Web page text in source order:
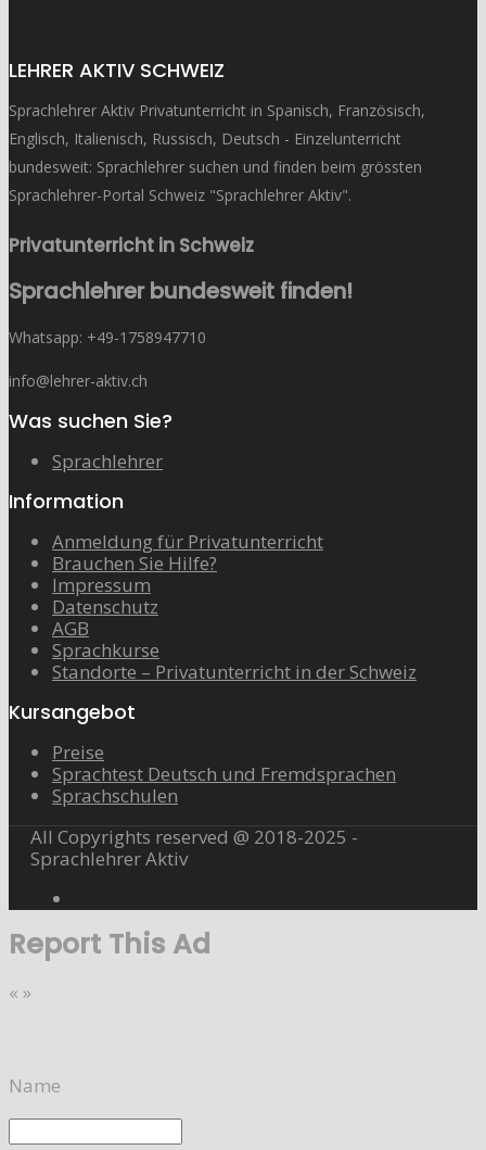
LEHRER AKTIV SCHWEIZ
Sprachlehrer Aktiv Privatunterricht in Spanisch, Französisch,
Englisch, Italienisch, Russisch, Deutsch - Einzelunterricht
bundesweit: Sprachlehrer suchen und finden beim grössten
Sprachlehrer-Portal Schweiz "Sprachlehrer Aktiv".
Privatunterricht in Schweiz
Sprachlehrer bundesweit finden!
Whatsapp: ‭+49-1758947710
info@lehrer-aktiv.ch
Was suchen Sie?
Sprachlehrer
Information
Anmeldung für Privatunterricht
Brauchen Sie Hilfe?
Impressum
Datenschutz
AGB
Sprachkurse
Standorte – Privatunterricht in der Schweiz
Kursangebot
Preise
Sprachtest Deutsch und Fremdsprachen
Sprachschulen
All Copyrights reserved @ 2018-2025 -
Sprachlehrer Aktiv
Report This Ad
« »
Name